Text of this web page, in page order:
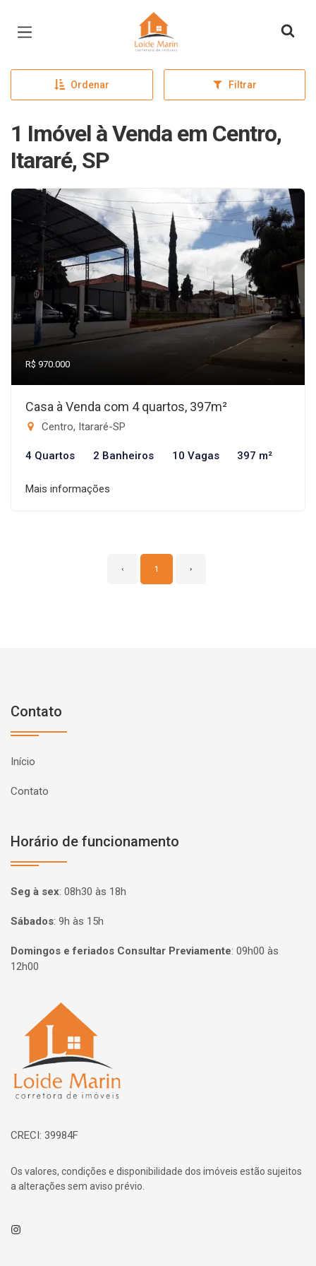
Página inicial
Ordenar Filtrar
1 Imóvel à Venda em Centro,
Itararé, SP
R$ 970.000
Casa à Venda com 4 quartos, 397m²
Centro, Itararé-SP
4 Quartos 2 Banheiros 10 Vagas 397 m²
Mais informações
‹ 1 ›
Contato
Início
Contato
Horário de funcionamento
Seg à sex: 08h30 às 18h
Sábados: 9h às 15h
Domingos e feriados Consultar Previamente: 09h00 às
12h00
Página inicial
CRECI: 39984F
Os valores, condições e disponibilidade dos imóveis estão sujeitos
a alterações sem aviso prévio.
Instagram